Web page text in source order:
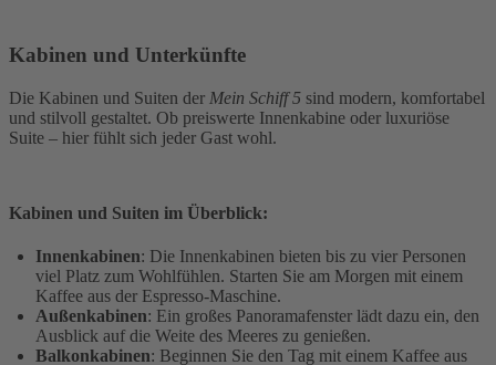
Kabinen und Unterkünfte
Die Kabinen und Suiten der Mein Schiff 5 sind modern, komfortabel
und stilvoll gestaltet. Ob preiswerte Innenkabine oder luxuriöse
Suite – hier fühlt sich jeder Gast wohl.
Kabinen und Suiten im Überblick:
Innenkabinen: Die Innenkabinen bieten bis zu vier Personen
viel Platz zum Wohlfühlen. Starten Sie am Morgen mit einem
Kaffee aus der Espresso-Maschine.
Außenkabinen: Ein großes Panoramafenster lädt dazu ein, den
Ausblick auf die Weite des Meeres zu genießen.
Balkonkabinen: Beginnen Sie den Tag mit einem Kaffee aus